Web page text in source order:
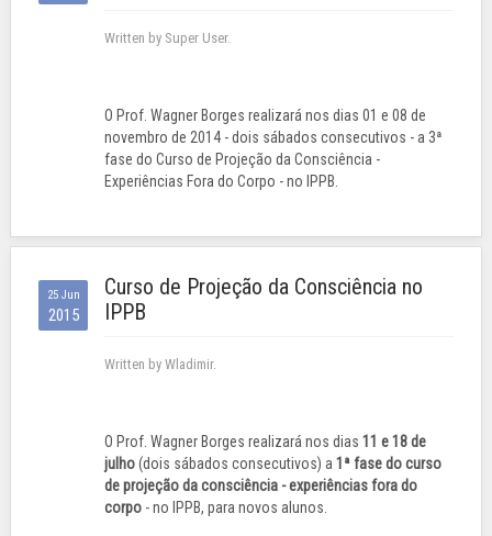
Written by Super User.
O Prof. Wagner Borges realizará nos dias 01 e 08 de
novembro de 2014 - dois sábados consecutivos - a 3ª
fase do Curso de Projeção da Consciência -
Experiências Fora do Corpo - no IPPB.
25 Jun
2015
Curso de Projeção da Consciência no
IPPB
Written by Wladimir.
O Prof. Wagner Borges realizará nos dias 11 e 18 de
julho(dois sábados consecutivos) a 1ª fase do curso
de projeção da consciência - experiências fora do
corpo - no IPPB, para novos alunos.